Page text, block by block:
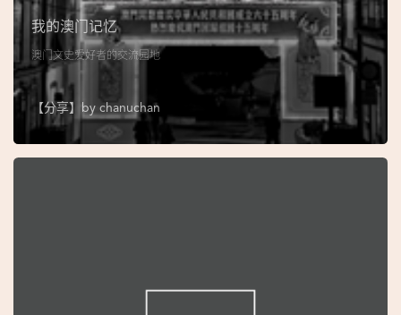
索
地
图
阁
我的澳门记忆
澳门文史爱好者的交流园地
【分享】by chanuchan